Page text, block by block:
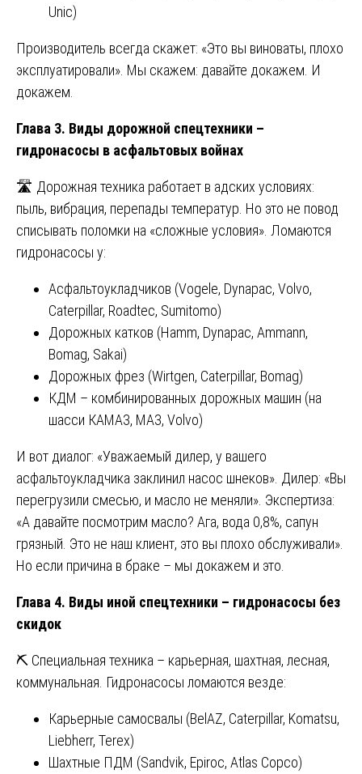
Unic)
Производитель всегда скажет: «Это вы виноваты, плохо
эксплуатировали». Мы скажем: давайте докажем. И
докажем.
Глава 3. Виды дорожной спецтехники –
гидронасосы в асфальтовых войнах
🛣️ Дорожная техника работает в адских условиях:
пыль, вибрация, перепады температур. Но это не повод
списывать поломки на «сложные условия». Ломаются
гидронасосы у:
Асфальтоукладчиков (Vogele, Dynapac, Volvo,
Caterpillar, Roadtec, Sumitomo)
Дорожных катков (Hamm, Dynapac, Ammann,
Bomag, Sakai)
Дорожных фрез (Wirtgen, Caterpillar, Bomag)
КДМ – комбинированных дорожных машин (на
шасси КАМАЗ, МАЗ, Volvo)
И вот диалог: «Уважаемый дилер, у вашего
асфальтоукладчика заклинил насос шнеков». Дилер: «Вы
перегрузили смесью, и масло не меняли». Экспертиза:
«А давайте посмотрим масло? Ага, вода 0,8%, сапун
грязный. Это не наш клиент, это вы плохо обслуживали».
Но если причина в браке – мы докажем и это.
Глава 4. Виды иной спецтехники – гидронасосы без
скидок
⛏️ Специальная техника – карьерная, шахтная, лесная,
коммунальная. Гидронасосы ломаются везде:
Карьерные самосвалы (BelAZ, Caterpillar, Komatsu,
Liebherr, Terex)
Шахтные ПДМ (Sandvik, Epiroc, Atlas Copco)